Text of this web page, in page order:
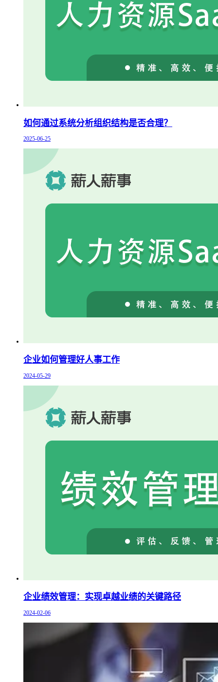
如何通过系统分析组织结构是否合理？
2025-06-25
企业如何管理好人事工作
2024-05-29
企业绩效管理：实现卓越业绩的关键路径
2024-02-06